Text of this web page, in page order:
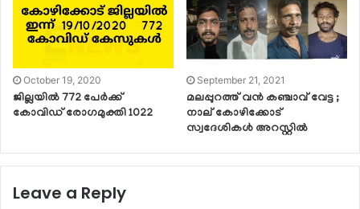
October 19, 2020
ജില്ലയില്‍ 772 പേര്‍ക്ക്
കോവിഡ് രോഗമുക്തി 1022
September 21, 2021
മലപ്പുറത്ത് വൻ കഞ്ചാവ് വേട്ട ;
നാല് കോഴിക്കോട്
സ്വദേശികൾ അറസ്റ്റിൽ
Leave a Reply